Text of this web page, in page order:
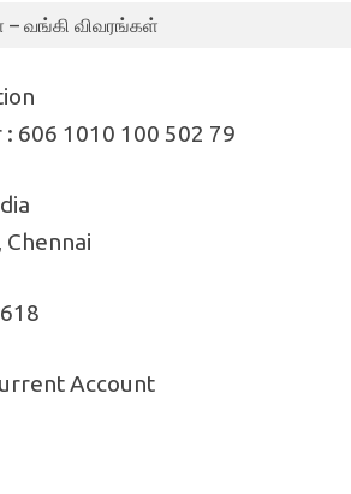
வங்கி விவரங்கள்
606 1010 100 502 79
Account